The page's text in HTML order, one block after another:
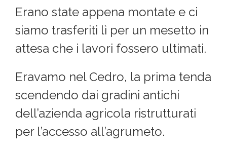
Erano state appena montate e ci
siamo trasferiti lì per un mesetto in
attesa che i lavori fossero ultimati.
Eravamo nel Cedro, la prima tenda
scendendo dai gradini antichi
dell’azienda agricola ristrutturati
per l’accesso all’agrumeto.